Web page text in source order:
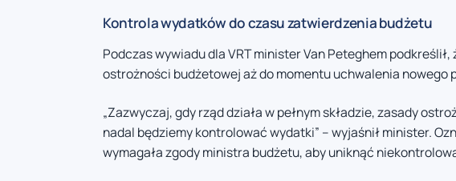
Kontrola wydatków do czasu zatwierdzenia budżetu
Podczas wywiadu dla VRT minister Van Peteghem
ostrożności budżetowej aż do momentu uchwalenia nowego
„Zazwyczaj, gdy rząd działa w pełnym składzie, zasady
nadal będziemy kontrolować wydatki” – wyjaśnił minister.
wymagała zgody ministra budżetu, aby uniknąć